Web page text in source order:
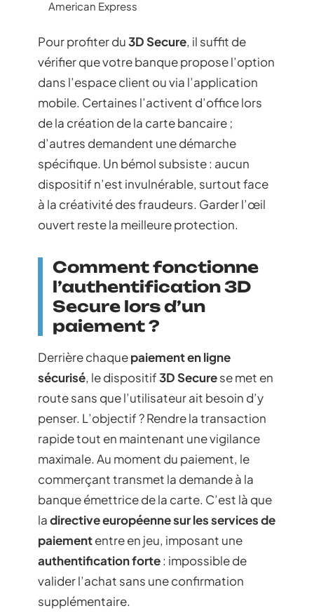
American Express
Pour profiter du3D Secure, il suffit de
vérifier que votre banque propose l’option
dans l’espace client ou via l’application
mobile. Certaines l’activent d’office lors
de la création de la carte bancaire ;
d’autres demandent une démarche
spécifique. Un bémol subsiste : aucun
dispositif n’est invulnérable, surtout face
à la créativité des fraudeurs. Garder l’œil
ouvert reste la meilleure protection.
Comment fonctionne
l’authentification 3D
Secure lors d’un
paiement ?
Derrière chaquepaiement en ligne
sécurisé, le dispositif3D Securese met en
route sans que l’utilisateur ait besoin d’y
penser. L’objectif ? Rendre la transaction
rapide tout en maintenant une vigilance
maximale. Au moment du paiement, le
commerçant transmet la demande à la
banque émettrice de la carte. C’est là que
ladirective européenne sur les services de
paiemententre en jeu, imposant une
authentification forte: impossible de
valider l’achat sans une confirmation
supplémentaire.